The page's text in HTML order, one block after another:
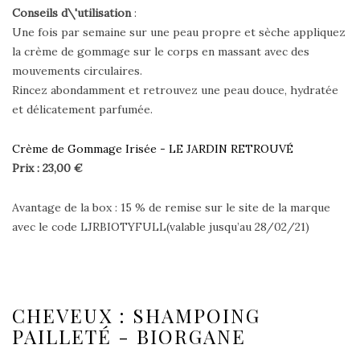
Conseils d\'utilisation:
Une fois par semaine sur une peau propre et sèche appliquez
la crème de gommage sur le corps en massant avec des
mouvements circulaires.
Rincez abondamment et retrouvez une peau douce, hydratée
et délicatement parfumée.
Crème de Gommage Irisée - LE JARDIN RETROUVÉ
Prix : 23,00 €
Avantage de la box : 15 % de remise sur le site de la marque
avec le code LJRBIOTYFULL(valable jusqu’au 28/02/21)
CHEVEUX : SHAMPOING
PAILLETÉ - BIORGANE